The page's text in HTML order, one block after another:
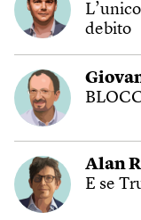
debito
Alan
E se